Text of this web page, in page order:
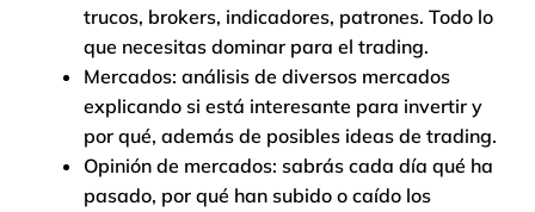
trucos, brokers, indicadores, patrones. Todo lo
que necesitas dominar para el trading.
Mercados: análisis de diversos mercados
explicando si está interesante para invertir y
por qué, además de posibles ideas de trading.
Opinión de mercados: sabrás cada día qué ha
pasado, por qué han subido o caído los